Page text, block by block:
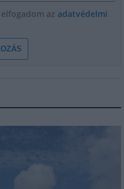
az adatvédelmi